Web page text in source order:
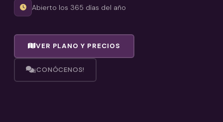
Abierto los 365 días del año
VER PLANO Y PRECIOS
¡CONÓCENOS!